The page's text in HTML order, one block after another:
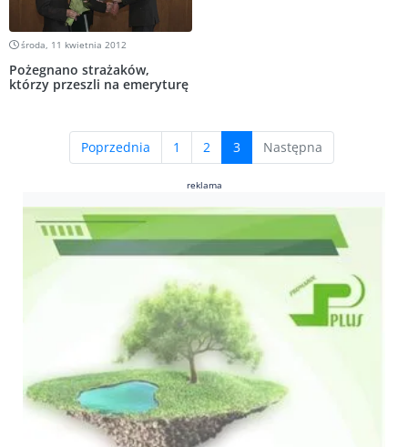
środa, 11 kwietnia 2012
Pożegnano strażaków,
którzy przeszli na emeryturę
Poprzednia 1 2 3(current)Następna
reklama